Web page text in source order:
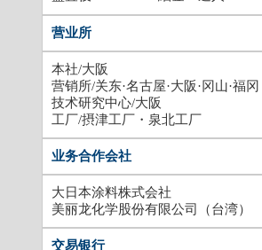
营业所
本社/大阪
营销所/关东·名古屋·大阪·冈山·福冈
技术研究中心/大阪
工厂/摂津工厂・泉北工厂
业务合作会社
大日本涂料株式会社
美丽龙化学股份有限公司（台湾）
交易银行